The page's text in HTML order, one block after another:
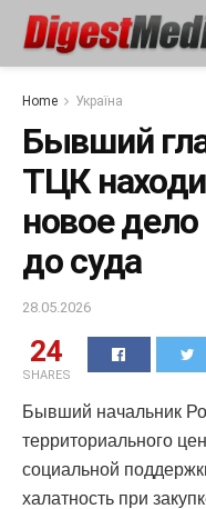
Home Україна
Бывший
ТЦК
новое
до суда
28.05.2026
24
SHARES
Бывший начальник
территориального
социальной
халатность при